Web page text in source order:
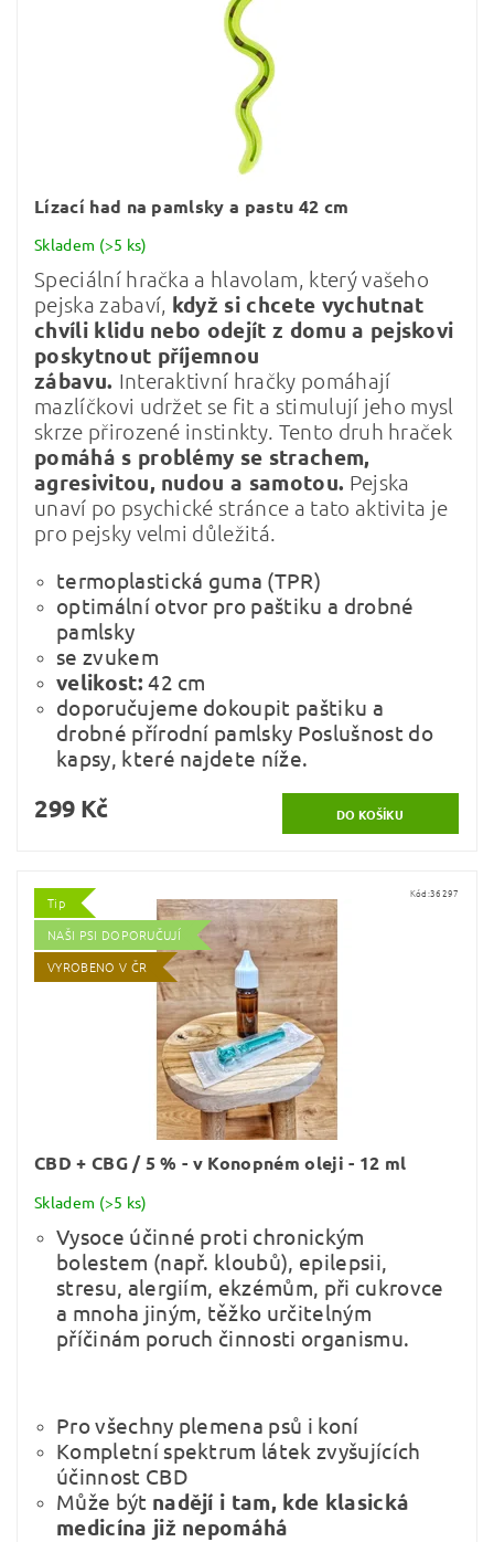
Lízací had na pamlsky a pastu 42 cm
Skladem (>5 ks)
Speciální hračka a hlavolam, který vašeho
pejska zabaví, když si chcete vychutnat
chvíli klidu nebo odejít z domu a pejskovi
poskytnout příjemnou
zábavu. Interaktivní hračky pomáhají
mazlíčkovi udržet se fit a stimulují jeho mysl
skrze přirozené instinkty. Tento druh hraček
pomáhá s problémy se strachem,
agresivitou, nudou a samotou. Pejska
unaví po psychické stránce a tato aktivita je
pro pejsky velmi důležitá.
termoplastická guma (TPR)
optimální otvor pro paštiku a drobné
pamlsky
se zvukem
velikost: 42 cm
doporučujeme dokoupit paštiku a
drobné přírodní pamlsky Poslušnost do
kapsy, které najdete níže.
299 Kč
Tip
NAŠI PSI DOPORUČUJÍ
VYROBENO V ČR
Kód:36297
CBD + CBG / 5 % - v Konopném oleji - 12 ml
Skladem (>5 ks)
Vysoce účinné proti chronickým
bolestem (např. kloubů), epilepsii,
stresu, alergiím, ekzémům, při cukrovce
a mnoha jiným, těžko určitelným
příčinám poruch činnosti organismu.
Pro všechny plemena psů i koní
Kompletní spektrum látek zvyšujících
účinnost CBD
Může být nadějí i tam, kde klasická
medicína již nepomáhá